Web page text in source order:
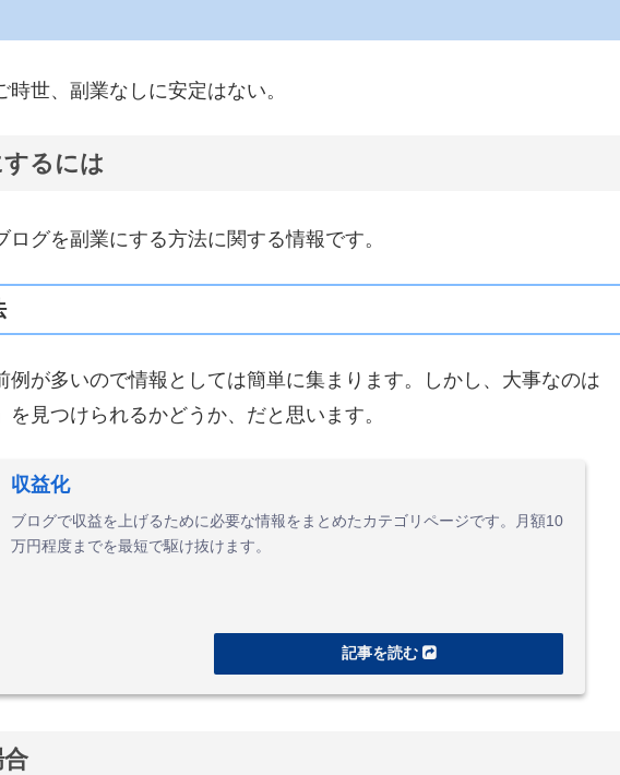
世、副業なしに安定はない。
るには
グを副業にする方法に関する情報です。
例が多いので情報としては簡単に集まります。しかし、大事なのは
を見つけられるかどうか、だと思います。
収益化
ブログで収益を上げるために必要な情報をまとめたカテゴリページです。月額10
万円程度までを最短で駆け抜けます。